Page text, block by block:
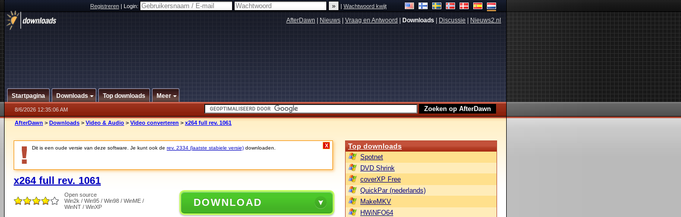
Registreren|Login: |Wachtwoord kwijt
AfterDawn Nieuws Vraag en Antwoord Downloads Discussie Nieuws2.nl
Startpagina Downloads Top downloads Meer
8/6/2026 12:35:06 AM
AfterDawn > Downloads > Video & Audio > Video converteren > x264 full rev. 1061
Dit is een oude versie van deze software. Je kunt ook de rev. 2334 (laatste stabiele versie) downloaden. X
x264 full rev. 1061
Open source
Win2k / Win95 / Win98 / WinME /
WinNT / WinXP
DOWNLOAD
Top downloads
Spotnet
DVD Shrink
coverXP Free
QuickPar (nederlands)
MakeMKV
HWiNFO64